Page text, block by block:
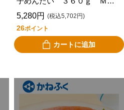
ＡＲ－３６０
5,280円 (税込5,702円)
26ポイント
カートに追加